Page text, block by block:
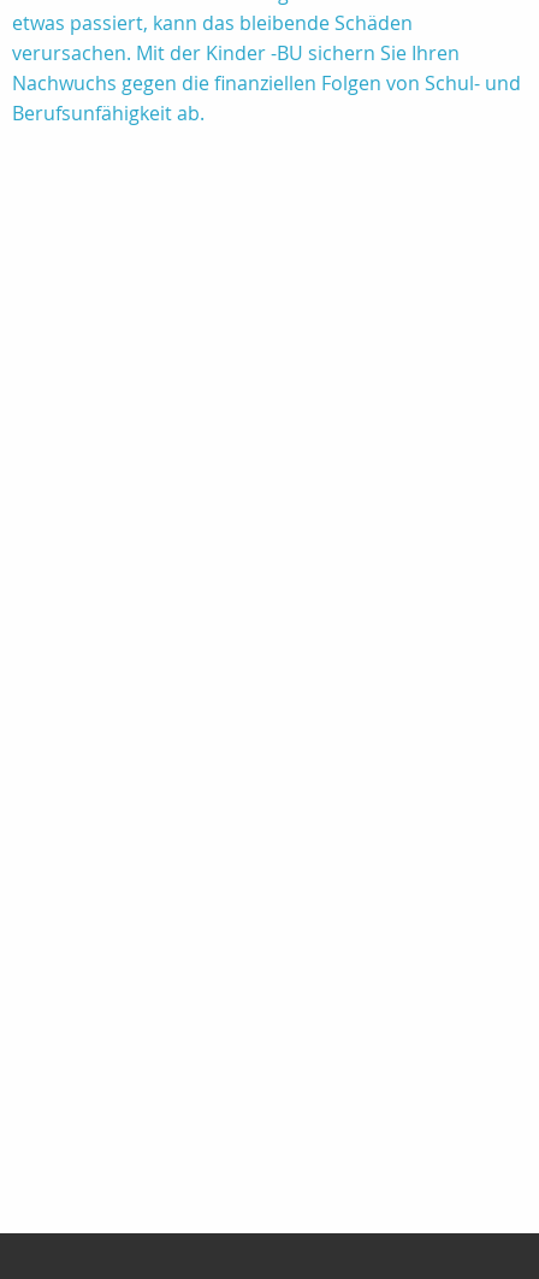
etwas passiert, kann das bleibende Schäden
verursachen. Mit der Kinder -BU sichern Sie Ihren
Nachwuchs gegen die finanziellen Folgen von Schul- und
Berufsunfähigkeit ab.